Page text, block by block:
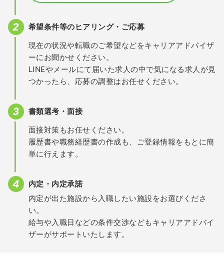
希望条件等のヒアリング・ご応募
現在の状況や転職のご希望などをキャリアアドバイザ
ーにお聞かせください。
LINEやメールにて届いた求人の中で気になる求人が見
つかったら、応募の調整はお任せください。
書類選考・面接
面接対策もお任せください。
履歴書や職務経歴書の作成も、ご登録情報をもとに簡
単に行えます。
内定・内定承諾
内定が出た施設から入職したい施設をお選びくださ
い。
給与や入職日などの条件交渉などもキャリアアドバイ
ザーがサポートいたします。